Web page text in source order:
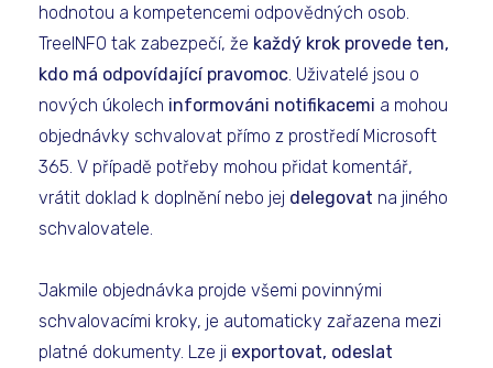
hodnotou a kompetencemi odpovědných osob.
TreeINFO tak zabezpečí, že každý krok provede ten,
kdo má odpovídající pravomoc. Uživatelé jsou o
nových úkolech informováni notifikacemi a mohou
objednávky schvalovat přímo z prostředí Microsoft
365. V případě potřeby mohou přidat komentář,
vrátit doklad k doplnění nebo jej delegovat na jiného
schvalovatele.
Jakmile objednávka projde všemi povinnými
schvalovacími kroky, je automaticky zařazena mezi
platné dokumenty. Lze ji exportovat, odeslat